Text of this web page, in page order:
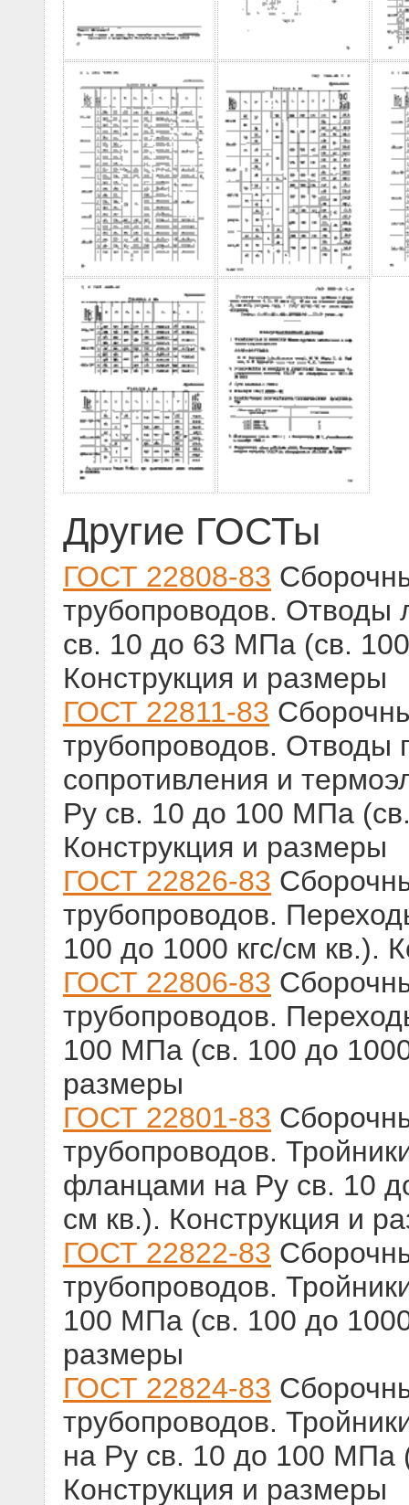
Другие ГОСТы
ГОСТ 22808-83
трубопроводов.
св. 10 до 63 МПа (св.
Конструкция и размеры
ГОСТ 22811-83
трубопроводов. Отводы
сопротивления и
Ру св. 10 до 100 МПа
Конструкция и размеры
ГОСТ 22826-83
трубопроводов.
100 до 1000 кгс/см кв.).
ГОСТ 22806-83
трубопроводов.
100 МПа (св. 100 до
размеры
ГОСТ 22801-83
трубопроводов.
фланцами на Ру св. 10
см кв.). Конструкция и
ГОСТ 22822-83
трубопроводов.
100 МПа (св. 100 до
размеры
ГОСТ 22824-83
трубопроводов.
на Ру св. 10 до 100 МПа
Конструкция и размеры